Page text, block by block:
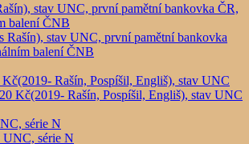
stav UNC, první pamětní bankovka ČR,
balení ČNB
Rašín, Pospíšil, Engliš), stav UNC
série N